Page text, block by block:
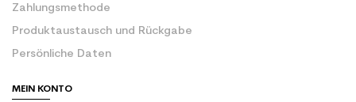
Zahlungsmethode
Produktaustausch und Rückgabe
Persönliche Daten
MEIN KONTO